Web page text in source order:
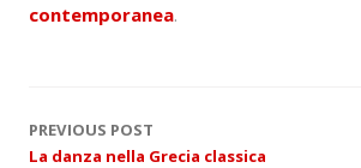
contemporanea.
P
PREVIOUS POST
La danza nella Grecia classica